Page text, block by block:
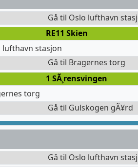
Gå til Oslo lufthavn
RE11 Skien
lufthavn stasjon
Gå til Bragernes torg
1 SÃ¸rensvingen
torg
Gå til Gulskogen gÃ¥rd
Gå til Oslo lufthavn